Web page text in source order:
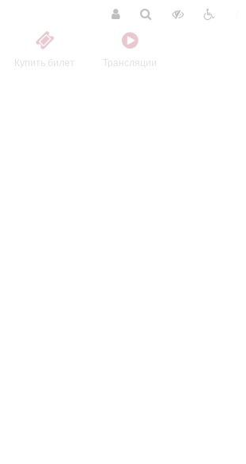
Купить билет Трансляции